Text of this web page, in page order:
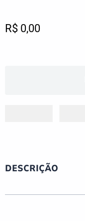
R$ 0,00
DESCRIÇÃO